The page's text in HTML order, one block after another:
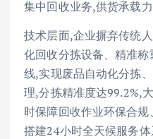
集中回收业务,供货承载
技术层面,企业摒弃传统
化回收分拣设备、精准
线,实现废品自动化分拣
理,分拣精准度达99.2%,
时保障回收作业环保合
搭建24小时全天候服务